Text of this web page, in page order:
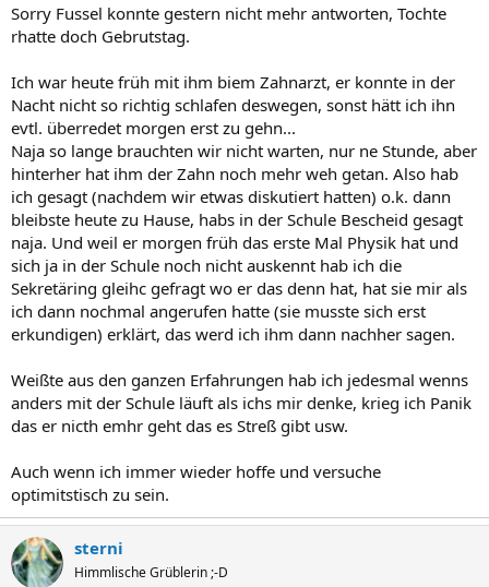
Sorry Fussel konnte gestern nicht mehr antworten, Tochte
rhatte doch Gebrutstag.
Ich war heute früh mit ihm biem Zahnarzt, er konnte in der
Nacht nicht so richtig schlafen deswegen, sonst hätt ich ihn
evtl. überredet morgen erst zu gehn...
Naja so lange brauchten wir nicht warten, nur ne Stunde, aber
hinterher hat ihm der Zahn noch mehr weh getan. Also hab
ich gesagt (nachdem wir etwas diskutiert hatten) o.k. dann
bleibste heute zu Hause, habs in der Schule Bescheid gesagt
naja. Und weil er morgen früh das erste Mal Physik hat und
sich ja in der Schule noch nicht auskennt hab ich die
Sekretäring gleihc gefragt wo er das denn hat, hat sie mir als
ich dann nochmal angerufen hatte (sie musste sich erst
erkundigen) erklärt, das werd ich ihm dann nachher sagen.
Weißte aus den ganzen Erfahrungen hab ich jedesmal wenns
anders mit der Schule läuft als ichs mir denke, krieg ich Panik
das er nicth emhr geht das es Streß gibt usw.
Auch wenn ich immer wieder hoffe und versuche
optimitstisch zu sein.
sterni
Himmlische Grüblerin ;-D